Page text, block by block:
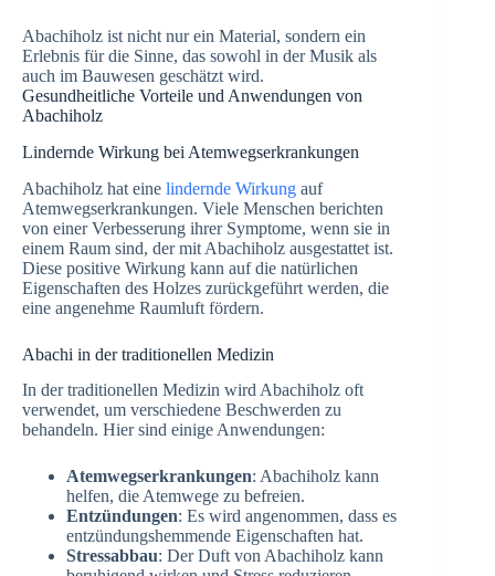
Abachiholz ist nicht nur ein Material, sondern ein
Erlebnis für die Sinne, das sowohl in der Musik als
auch im Bauwesen geschätzt wird.
Gesundheitliche Vorteile und Anwendungen von
Abachiholz
Lindernde Wirkung bei Atemwegserkrankungen
Abachiholz hat eine lindernde Wirkung auf
Atemwegserkrankungen. Viele Menschen berichten
von einer Verbesserung ihrer Symptome, wenn sie in
einem Raum sind, der mit Abachiholz ausgestattet ist.
Diese positive Wirkung kann auf die natürlichen
Eigenschaften des Holzes zurückgeführt werden, die
eine angenehme Raumluft fördern.
Abachi in der traditionellen Medizin
In der traditionellen Medizin wird Abachiholz oft
verwendet, um verschiedene Beschwerden zu
behandeln. Hier sind einige Anwendungen:
Atemwegserkrankungen: Abachiholz kann
helfen, die Atemwege zu befreien.
Entzündungen: Es wird angenommen, dass es
entzündungshemmende Eigenschaften hat.
Stressabbau: Der Duft von Abachiholz kann